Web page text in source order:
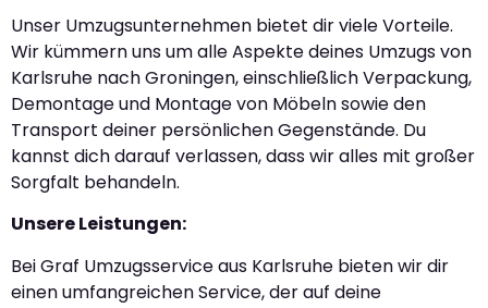
Unser Umzugsunternehmen bietet dir viele Vorteile.
Wir kümmern uns um alle Aspekte deines Umzugs von
Karlsruhe nach Groningen, einschließlich Verpackung,
Demontage und Montage von Möbeln sowie den
Transport deiner persönlichen Gegenstände. Du
kannst dich darauf verlassen, dass wir alles mit großer
Sorgfalt behandeln.
Unsere Leistungen:
Bei Graf Umzugsservice aus Karlsruhe bieten wir dir
einen umfangreichen Service, der auf deine